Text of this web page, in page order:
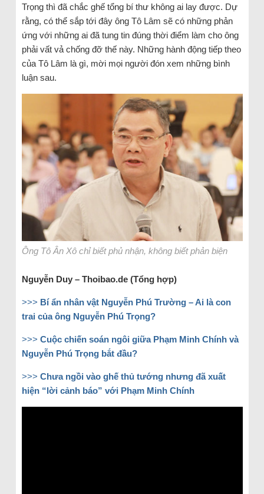
Trọng thì đã chắc ghế tổng bí thư không ai lay được. Dự
rằng, có thể sắp tới đây ông Tô Lâm sẽ có những phản
ứng với những ai đã tung tin đúng thời điểm làm cho ông
phải vất vả chống đỡ thế này. Những hành động tiếp theo
của Tô Lâm là gì, mời mọi người đón xem những bình
luận sau.
Ông Tô Ân Xô chỉ biết phủ nhận, không biết phản biện
Nguyễn Duy – Thoibao.de (Tổng hợp)
>>> Bí ẩn nhân vật Nguyễn Phú Trường – Ai là con
trai của ông Nguyễn Phú Trọng?
>>> Cuộc chiến soán ngôi giữa Phạm Minh Chính và
Nguyễn Phú Trọng bắt đầu?
>>> Chưa ngồi vào ghế thủ tướng nhưng đã xuất
hiện “lời cảnh báo” với Phạm Minh Chính